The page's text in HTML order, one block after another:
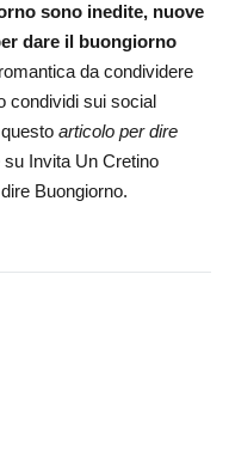
sono inedite, nuove
dare il buongiorno
da condividere
condividi sui social
articolo per dire
Invita Un Cretino
Buongiorno.